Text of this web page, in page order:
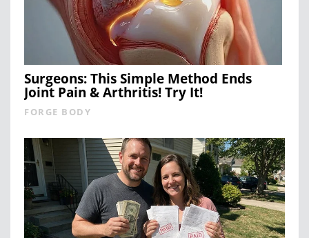
Surgeons: This Simple Method Ends
Joint Pain & Arthritis! Try It!
FORGE BODY